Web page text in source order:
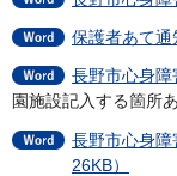
保護者あて通
長野市心身障
園施設記入する箇所あ
長野市心身障
26KB）